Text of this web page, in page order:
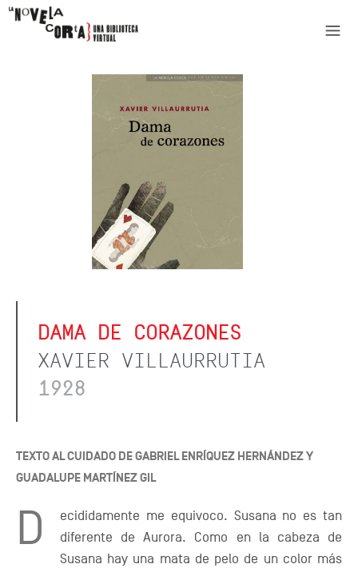
DAMA DE CORAZONES
XAVIER VILLAURRUTIA
1928
TEXTO AL CUIDADO DE GABRIEL ENRÍQUEZ HERNÁNDEZ Y
GUADALUPE MARTÍNEZ GIL
D
ecididamente me equivoco. Susana no es tan
diferente de Aurora. Como en la cabeza de
Susana hay una mata de pelo de un color más